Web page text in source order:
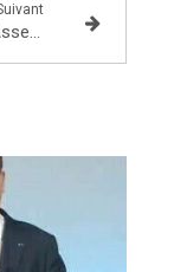
10 nouvelles mesures adoptées à l’Assemblée Nationale pour bien commencer l’année